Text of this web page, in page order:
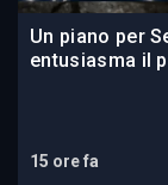
Un piano per
entusiasma il
15 ore fa